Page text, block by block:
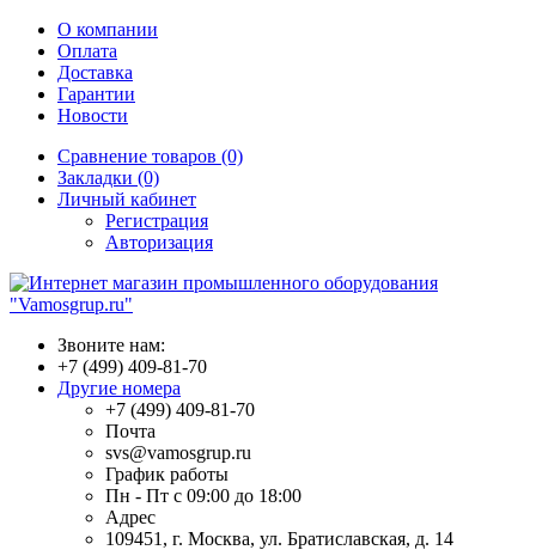
О компании
Оплата
Доставка
Гарантии
Новости
Сравнение товаров (0)
Закладки (0)
Личный кабинет
Регистрация
Авторизация
Звоните нам:
+7 (499) 409-81-70
Другие номера
+7 (499) 409-81-70
Почта
svs@vamosgrup.ru
График работы
Пн - Пт с 09:00 до 18:00
Адрес
109451, г. Москва, ул. Братиславская, д. 14